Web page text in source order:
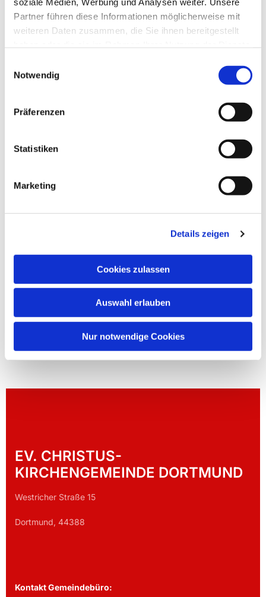
Partner führen diese Informationen möglicherweise mit
weiteren Daten zusammen, die Sie ihnen bereitgestellt
Notwendig
Präferenzen
Statistiken
Marketing
Details zeigen
Cookies zulassen
Auswahl erlauben
Nur notwendige Cookies
Dies könnte Sie auch
EV. CHRISTUS-
KIRCHENGEMEINDE DORTMUND
Westricher Straße 15
Dortmund, 44388
Kontakt Gemeindebüro: